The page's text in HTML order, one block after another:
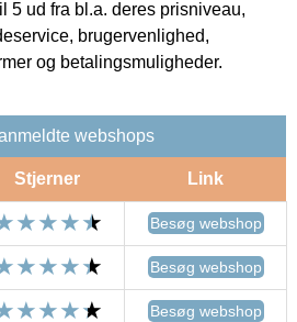
5 ud fra bl.a. deres prisniveau,
brugervenlighed,
og betalingsmuligheder.
webshops
Stjerner Link
Besøg webshop
Besøg webshop
Besøg webshop